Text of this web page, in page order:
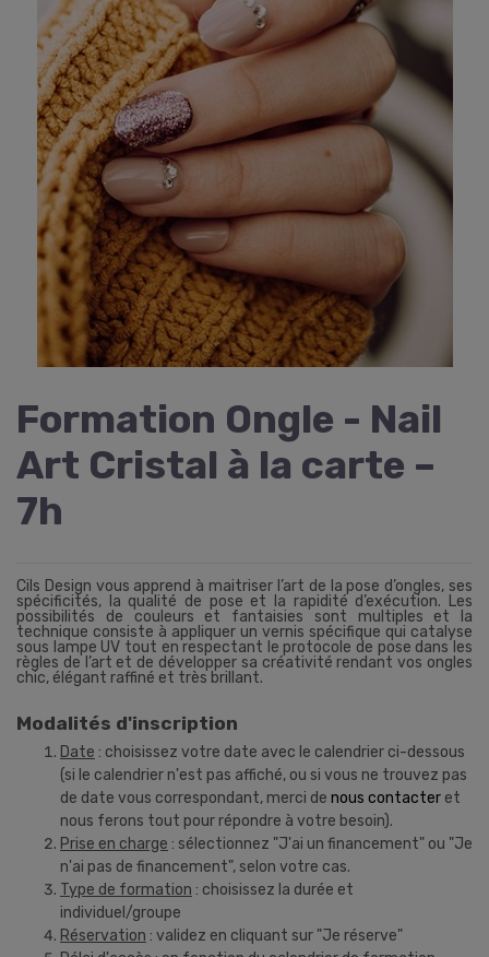
Formation Ongle - Nail
Art Cristal à la carte –
7h
Cils Design vous apprend à maitriser l’art de la pose d’ongles, ses
spécificités, la qualité de pose et la rapidité d’exécution. Les
possibilités de couleurs et fantaisies sont multiples et la
technique consiste à appliquer un vernis spécifique qui catalyse
sous lampe UV tout en respectant le protocole de pose dans les
règles de l’art et de développer sa créativité rendant vos ongles
chic, élégant raffiné et très brillant.
Modalités d'inscription
Date : choisissez votre date avec le calendrier ci-dessous
(si le calendrier n'est pas affiché, ou si vous ne trouvez pas
de date vous correspondant, merci de nous contacter et
nous ferons tout pour répondre à votre besoin).
Prise en charge : sélectionnez "J'ai un financement" ou "Je
n'ai pas de financement", selon votre cas.
Type de formation : choisissez la durée et
individuel/groupe
Réservation : validez en cliquant sur "Je réserve"